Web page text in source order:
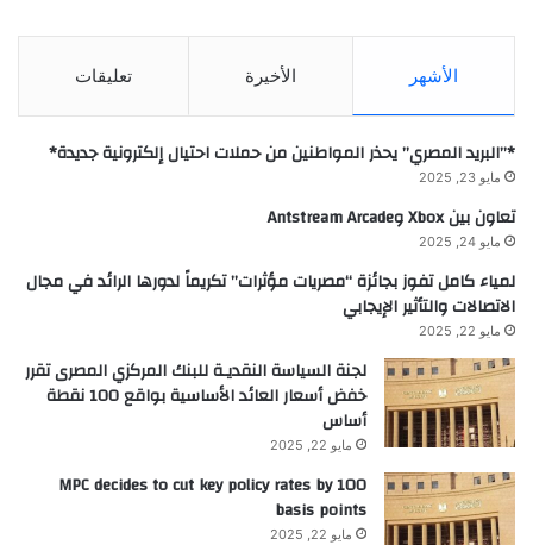
الأشهر الأخيرة تعليقات
*”البريد المصري” يحذر المواطنين من حملات احتيال إلكترونية جديدة*
مايو 23, 2025
تعاون بين Xbox وAntstream Arcade
مايو 24, 2025
لمياء كامل تفوز بجائزة “مصريات مؤثرات” تكريماً لدورها الرائد في مجال
الاتصالات والتأثير الإيجابي
مايو 22, 2025
لجنة السياسة النقديـة للبنك المركزي المصرى تقرر
خفض أسعار العائد الأساسية بواقع 100 نقطة
أساس
مايو 22, 2025
MPC decides to cut key policy rates by 100
basis points
مايو 22, 2025